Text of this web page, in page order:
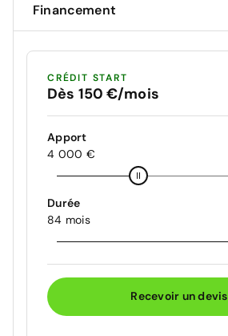
Financement
CRÉDIT START
Dès 150 €/mois
Apport
4 000 €
Durée
84 mois
Recevoir un devis